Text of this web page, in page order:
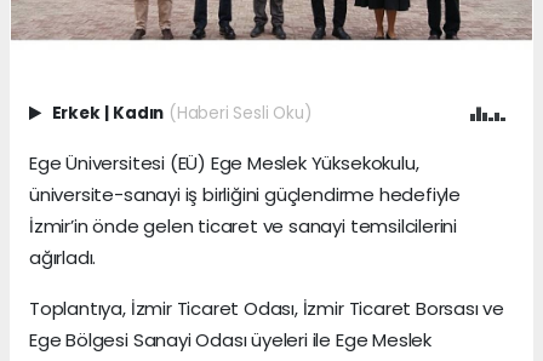
Erkek | Kadın (Haberi Sesli Oku)
Ege Üniversitesi (EÜ) Ege Meslek Yüksekokulu,
üniversite-sanayi iş birliğini güçlendirme hedefiyle
İzmir’in önde gelen ticaret ve sanayi temsilcilerini
ağırladı.
Toplantıya, İzmir Ticaret Odası, İzmir Ticaret Borsası ve
Ege Bölgesi Sanayi Odası üyeleri ile Ege Meslek